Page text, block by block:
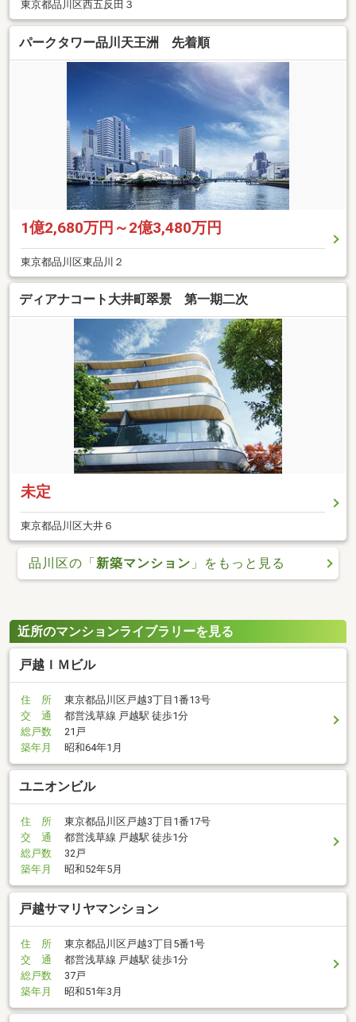
東京都品川区西五反田３
パークタワー品川天王洲 先着順
1億2,680万円～2億3,480万円
東京都品川区東品川２
ディアナコート大井町翠景 第一期二次
未定
東京都品川区大井６
品川区の「新築マンション 」をもっと見る
近所のマンションライブラリーを見る
戸越ＩＭビル
住 所
東京都品川区戸越3丁目1番13号
交 通
都営浅草線 戸越駅 徒歩1分
総戸数
21戸
築年月
昭和64年1月
ユニオンビル
住 所
東京都品川区戸越3丁目1番17号
交 通
都営浅草線 戸越駅 徒歩1分
総戸数
32戸
築年月
昭和52年5月
戸越サマリヤマンション
住 所
東京都品川区戸越3丁目5番1号
交 通
都営浅草線 戸越駅 徒歩1分
総戸数
37戸
築年月
昭和51年3月